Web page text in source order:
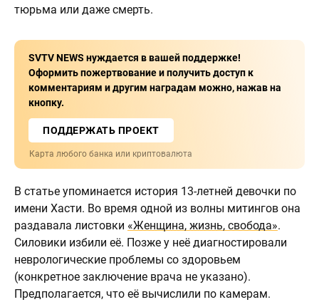
тюрьма или даже смерть.
SVTV NEWS нуждается в вашей поддержке!
Оформить пожертвование и получить доступ к
комментариям и другим наградам можно, нажав на
кнопку.
ПОДДЕРЖАТЬ ПРОЕКТ
Карта любого банка или криптовалюта
В статье упоминается история 13-летней девочки по
имени Хасти. Во время одной из волны митингов она
раздавала листовки «Женщина, жизнь, свобода».
Силовики избили её. Позже у неё диагностировали
неврологические проблемы со здоровьем
(конкретное заключение врача не указано).
Предполагается, что её вычислили по камерам.